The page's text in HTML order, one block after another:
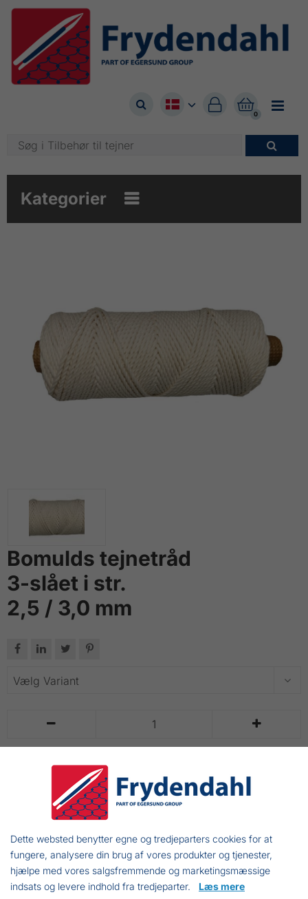


0


Kategorier 
Bomulds tejnetråd
3-slået i str.
2,5 / 3,0 mm
   
 
71,00 DKK
LÆG I KURV
Leveres på spoler og i poser.
Dette websted benytter egne og tredjeparters cookies for at
fungere, analysere din brug af vores produkter og tjenester,
hjælpe med vores salgsfremmende og marketingsmæssige
indsats og levere indhold fra tredjeparter. Læs mere